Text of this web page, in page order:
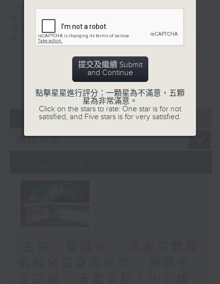
中華醫學會會診日,兒童內分泌科
氣炎熱，小心爆「瘡」
李勵嘉醫生 ,王慶榮醫生
生署健康資訊站,關耀基醫生
CATCHUP
07 - 08 2026
提交及繼續 Submit
and Continue
點擊星星進行評分：一顆星為不滿意，五顆
星為非常滿意。
Click on the stars to rate: One star is for not
satisfied, and Five stars is for very satisfied.